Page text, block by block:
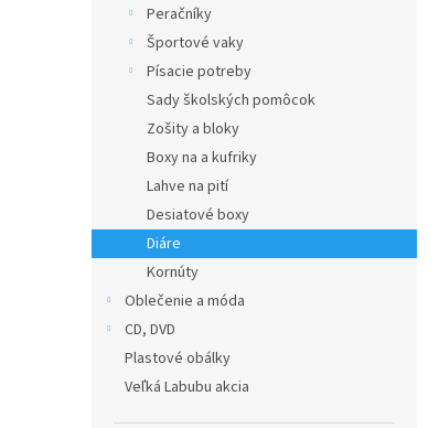
Peračníky
Športové vaky
Písacie potreby
Sady školských pomôcok
Zošity a bloky
Boxy na a kufriky
Lahve na pití
Desiatové boxy
Diáre
Kornúty
Oblečenie a móda
CD, DVD
Plastové obálky
Veľká Labubu akcia